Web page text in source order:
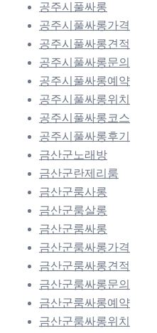
공주시풀싸롱
공주시풀싸롱가격
공주시풀싸롱견적
공주시풀싸롱문의
공주시풀싸롱예약
공주시풀싸롱위치
공주시풀싸롱코스
공주시풀싸롱후기
금산군노래방
금산군란제리룸
금산군룸사롱
금산군룸살롱
금산군룸싸롱
금산군룸싸롱가격
금산군룸싸롱견적
금산군룸싸롱문의
금산군룸싸롱예약
금산군룸싸롱위치